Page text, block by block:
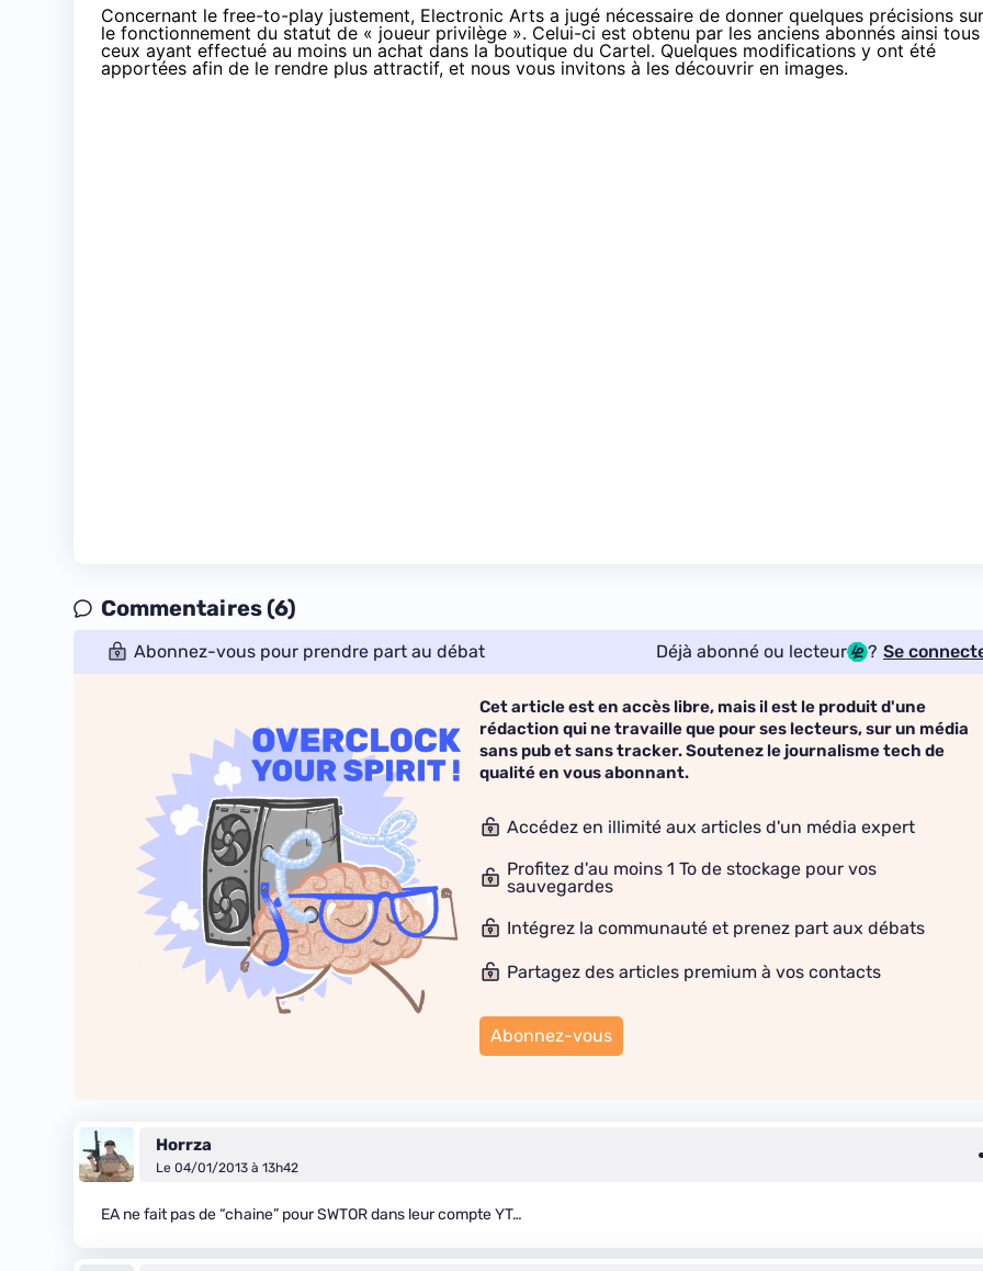
Concernant le free-to-play justement, Electronic Arts a jugé nécessaire de donner quelques précisions sur
le fonctionnement du statut de « joueur privilège ». Celui-ci est obtenu par les anciens abonnés ainsi tous
ceux ayant effectué au moins un achat dans la boutique du Cartel. Quelques modifications y ont été
apportées afin de le rendre plus attractif, et nous vous invitons à les découvrir en images.
Commentaires (6)
Abonnez-vous pour prendre part au débat Déjà abonné ou lecteur ? Se
Cet article est en accès libre, mais il est le produit d'une
rédaction qui ne travaille que pour ses lecteurs, sur un média
sans pub et sans tracker. Soutenez le journalisme tech de
qualité en vous abonnant.
Accédez en illimité aux articles d'un média expert
Profitez d'au moins 1 To de stockage pour vos
sauvegardes
Intégrez la communauté et prenez part aux débats
Partagez des articles premium à vos contacts
Abonnez-vous
Horrza
Le 04/01/2013 à 13h42
EA ne fait pas de “chaine” pour SWTOR dans leur compte YT…